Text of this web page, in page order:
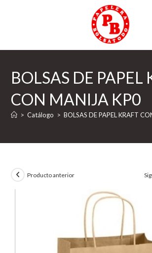
BOLSAS DE PAPEL
CON MANIJA KP0
> Catálogo > BOLSAS DE PAPEL KRAFT
Producto anterior